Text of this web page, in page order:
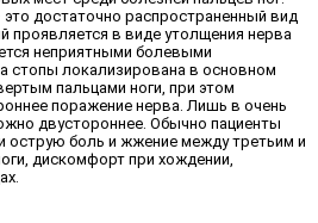
это достаточно распространенный вид
проявляется в виде утолщения нерва
неприятными болевыми
стопы локализирована в основном
пальцами ноги, при этом
поражение нерва. Лишь в очень
двустороннее. Обычно пациенты
острую боль и жжение между третьим и
дискомфорт при хождении,